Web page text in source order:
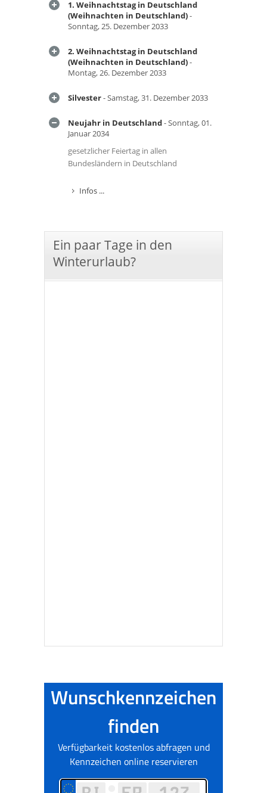
1. Weihnachtstag in Deutschland
(Weihnachten in Deutschland)-
Sonntag, 25. Dezember 2033
2. Weihnachtstag in Deutschland
(Weihnachten in Deutschland)-
Montag, 26. Dezember 2033
Silvester- Samstag, 31. Dezember 2033
Neujahr in Deutschland- Sonntag, 01.
Januar 2034
gesetzlicher Feiertag in allen
Bundesländern in Deutschland
Infos ...
Ein paar Tage in den
Winterurlaub?